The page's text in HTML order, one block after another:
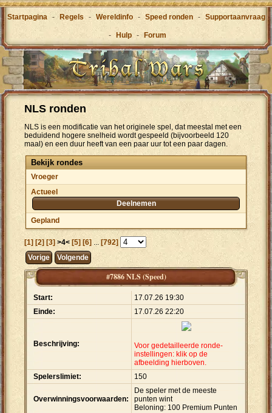
Startpagina - Regels - Wereldinfo - Speed ronden - Supportaanvraag
- Hulp - Forum
NLS ronden
NLS is een modificatie van het originele spel, dat meestal met een
beduidend hogere snelheid wordt gespeeld (bijvoorbeeld 120
maal) en een duur heeft van een paar uur tot een paar dagen.
Bekijk rondes
Vroeger
Actueel
Deelnemen
Gepland
[1][2] [3]>4< [5] [6] ... [792]
Vorige
Volgende
#7886 NLS (Speed)
Start:
17.07.26 19:30
Einde:
17.07.26 22:20
Beschrijving:
Voor gedetailleerde ronde-
instellingen: klik op de
afbeelding hierboven.
Spelerslimiet:
150
Overwinningsvoorwaarden:
De speler met de meeste
punten wint
Beloning: 100 Premium Punten